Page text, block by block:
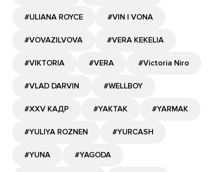
#ULIANA ROYCE #VIN I VONA
#VOVAZILVOVA #VERA KEKELIA
#VIKTORIA #VERA #Victoria Niro
#VLAD DARVIN #WELLBOY
#XXV КАДР #YAKTAK #YARMAK
#YULIYA ROZNEN #YURCASH
#YUNA #YAGODA